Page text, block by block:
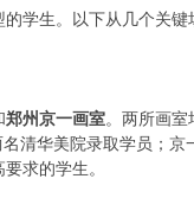
学生。以下从几个关键
郑州京一画室。两所画室
清华美院录取学员；
求的学生。